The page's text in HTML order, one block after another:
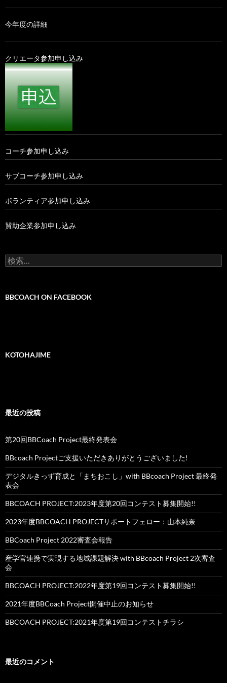
今年度の詳細
クリエータ参加申し込み
コーチ参加申し込み
サブコーチ参加申し込み
ボランティア参加申し込み
賛助企業参加申し込み
検
索:
BBCOACH ON FACEBOOK
KOTOHAJIME
最近の投稿
第20回BBCoach Project最終発表会
BBcoach Projectご支援いただきありがとうございました!
デジタルきっず育成と「まちおこし」with BBcoach Project 最終発
表会
BBCOACH PROJECT:2023年度第20回コンテスト募集開始!!
2023年度BBCOACH PROJECTサポートフェロー：山本純奈
BBCoach Project 2022審査会報告
産学官連携で実現する地域課題解決 with BBcoach Project 2次審査
会
BBCOACH PROJECT:2022年度第19回コンテスト募集開始!!
2021年度BBCoach Project開催中止のお知らせ
BBCOACH PROJECT:2021年度第19回コンテストチラシ
最近のコメント